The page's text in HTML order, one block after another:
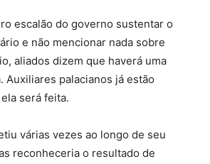
escalão do governo sustentar o
e não mencionar nada sobre
aliados dizem que haverá uma
Auxiliares palacianos já estão
será feita.
várias vezes ao longo de seu
reconheceria o resultado de